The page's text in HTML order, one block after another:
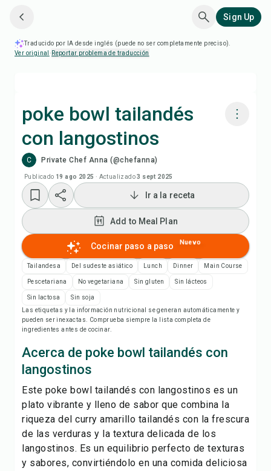
Sign Up
Traducido por IA desde inglés (puede no ser completamente preciso).
Ver original · Reportar problema de traducción
poke bowl tailandés
con langostinos
C Private Chef Anna (@chefanna)
Publicado 19 ago 2025 · Actualizado 3 sept 2025
Cocinar con Chefadora AI
Add to Meal Plan
Add to Shopping List
Notas de la receta
Guardar
Ir a la receta
Add to Meal Plan
Cocinar paso a paso Nuevo
Tailandesa Del sudeste asiático Lunch Dinner Main Course
Pescetariana No vegetariana Sin gluten Sin lácteos
Sin lactosa
Sin soja
Las etiquetas y la información nutricional se generan automáticamente y
pueden ser inexactas. Comprueba siempre la lista completa de
ingredientes antes de cocinar.
Acerca de poke bowl tailandés con
langostinos
Este poke bowl tailandés con langostinos es un
plato vibrante y lleno de sabor que combina la
riqueza del curry amarillo tailandés con la frescura
de las verduras y la textura delicada de los
langostinos. Es un equilibrio perfecto de texturas
y sabores, convirtiéndolo en una comida deliciosa